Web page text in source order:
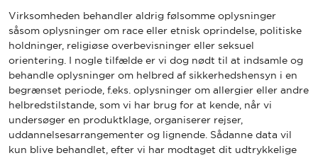
Virksomheden behandler aldrig følsomme oplysninger
såsom oplysninger om race eller etnisk oprindelse, politiske
holdninger, religiøse overbevisninger eller seksuel
orientering. I nogle tilfælde er vi dog nødt til at indsamle og
behandle oplysninger om helbred af sikkerhedshensyn i en
begrænset periode, f.eks. oplysninger om allergier eller andre
helbredstilstande, som vi har brug for at kende, når vi
undersøger en produktklage, organiserer rejser,
uddannelsesarrangementer og lignende. Sådanne data vil
kun blive behandlet, efter vi har modtaget dit udtrykkelige